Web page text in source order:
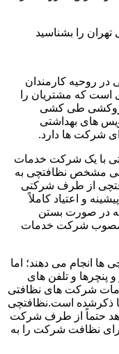
را بشناسید
روحیه کارمندان
است که مشتریان را
طی کشی
های بهداشتی
شرکت ها دارد.
با یک شرکت خدمات
مشخص نظافتچی به
از طرف شرکتی
و اعتیاد کاملاً
که در صورت بستن
مصوب شرکت خدمات
ها انجام می دهند؛ اما
پنچرها و تلفن های
شرکت های نظافتی
ذکرشده است.نظافتچی
دهد حتماً از طرف شرکت
نظافت شرکت را به